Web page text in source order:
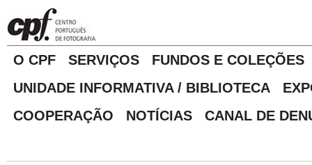
O CPF SERVIÇOS
FUNDOS E COLEÇÕES
UNIDADE INFORMATIVA / BIBLIOTECA
COOPERAÇÃO
NOTÍCIAS CANAL DE